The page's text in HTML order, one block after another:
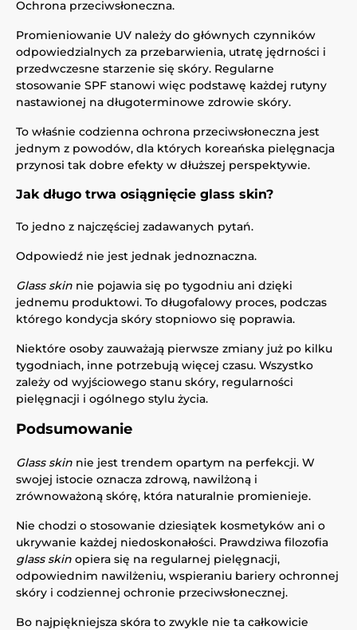
Ochrona przeciwsłoneczna.
Promieniowanie UV należy do głównych czynników
odpowiedzialnych za przebarwienia, utratę jędrności i
przedwczesne starzenie się skóry. Regularne
stosowanie SPF stanowi więc podstawę każdej rutyny
nastawionej na długoterminowe zdrowie skóry.
To właśnie codzienna ochrona przeciwsłoneczna jest
jednym z powodów, dla których koreańska pielęgnacja
przynosi tak dobre efekty w dłuższej perspektywie.
Jak długo trwa osiągnięcie glass skin?
To jedno z najczęściej zadawanych pytań.
Odpowiedź nie jest jednak jednoznaczna.
Glass skin nie pojawia się po tygodniu ani dzięki
jednemu produktowi. To długofalowy proces, podczas
którego kondycja skóry stopniowo się poprawia.
Niektóre osoby zauważają pierwsze zmiany już po kilku
tygodniach, inne potrzebują więcej czasu. Wszystko
zależy od wyjściowego stanu skóry, regularności
pielęgnacji i ogólnego stylu życia.
Podsumowanie
Glass skin nie jest trendem opartym na perfekcji. W
swojej istocie oznacza zdrową, nawilżoną i
zrównoważoną skórę, która naturalnie promienieje.
Nie chodzi o stosowanie dziesiątek kosmetyków ani o
ukrywanie każdej niedoskonałości. Prawdziwa filozofia
glass skin opiera się na regularnej pielęgnacji,
odpowiednim nawilżeniu, wspieraniu bariery ochronnej
skóry i codziennej ochronie przeciwsłonecznej.
Bo najpiękniejsza skóra to zwykle nie ta całkowicie